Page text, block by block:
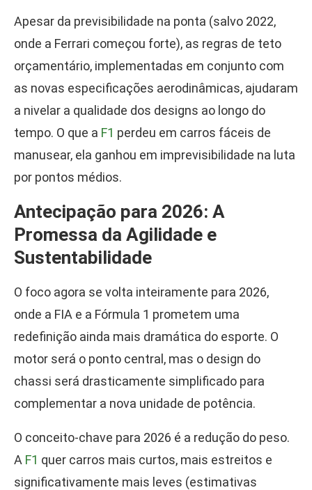
Apesar da previsibilidade na ponta (salvo 2022,
onde a Ferrari começou forte), as regras de teto
orçamentário, implementadas em conjunto com
as novas especificações aerodinâmicas, ajudaram
a nivelar a qualidade dos designs ao longo do
tempo. O que a F1 perdeu em carros fáceis de
manusear, ela ganhou em imprevisibilidade na luta
por pontos médios.
Antecipação para 2026: A
Promessa da Agilidade e
Sustentabilidade
O foco agora se volta inteiramente para 2026,
onde a FIA e a Fórmula 1 prometem uma
redefinição ainda mais dramática do esporte. O
motor será o ponto central, mas o design do
chassi será drasticamente simplificado para
complementar a nova unidade de potência.
O conceito-chave para 2026 é a redução do peso.
A F1 quer carros mais curtos, mais estreitos e
significativamente mais leves (estimativas